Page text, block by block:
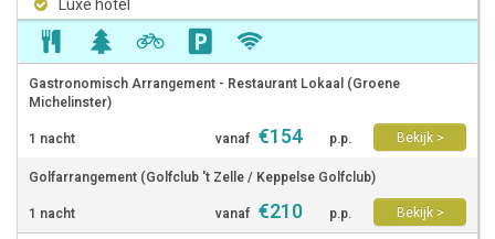
Luxe hotel
Gastronomisch Arrangement - Restaurant Lokaal (Groene
Michelinster)
1 nacht
vanaf €154 p.p.
Bekijk >
Golfarrangement (Golfclub 't Zelle / Keppelse Golfclub)
1 nacht
vanaf €210 p.p. Bekijk >